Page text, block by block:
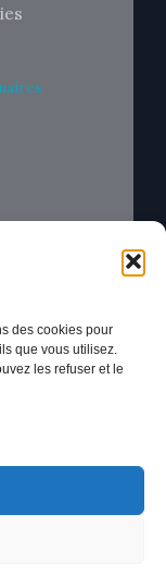
des cookies pour
que vous utilisez.
les refuser et le
fait partie de la